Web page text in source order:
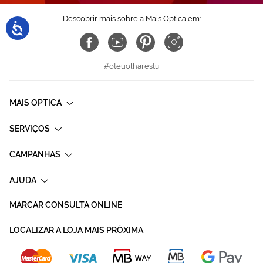
Descobrir mais sobre a Mais Optica em:
#oteuolharestu
MAIS OPTICA
SERVIÇOS
CAMPANHAS
AJUDA
MARCAR CONSULTA ONLINE
LOCALIZAR A LOJA MAIS PRÓXIMA